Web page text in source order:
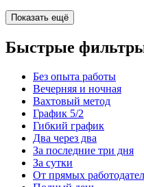
Показать ещё
Быстрые
Без опыта работы
Вечерняя и ночная
Вахтовый метод
График 5/2
Гибкий график
Два через два
За последние три дня
За сутки
От прямых